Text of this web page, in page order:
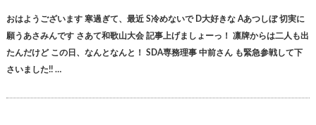
おはようございます 寒過ぎて、最近 S冷めないで D大好きな Aあつしぼ 切実に
願うあさみんです さあて和歌山大会 記事上げましょーっ！ 凛牌からは二人も出
たんだけど この日、なんとなんと！ SDA専務理事 中前さん も緊急参戦して下
さいました!! …